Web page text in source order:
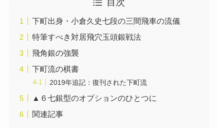
目次
下町出身・小倉久史七段の三間飛車の流儀
特筆すべき対居飛穴玉頭銀戦法
飛角銀の強襲
下町流の棋書
2019年追記：復刊された下町流
▲６七銀型のオプションのひとつに
関連記事